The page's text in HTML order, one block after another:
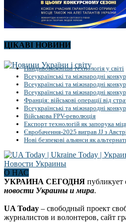
ЦІКАВІ НОВИНИ
Найдивовижніша технологія у світі
Всеукраїнські та міжнародні
Всеукраїнські та міжнародні
Всеукраїнські та міжнародні
Франція: військові операції від
Всеукраїнські та міжнародні
Військова FPV-революція
Експорт технологій як запорука
Євробачення-2025 виграв JJ з
Нові безпекові альянси як
О НАС
УКРАИНА СЕГОДНЯ публикует
новости Украины и мира.
UA Today – свободный проект
журналистов и волонтеров, сайт